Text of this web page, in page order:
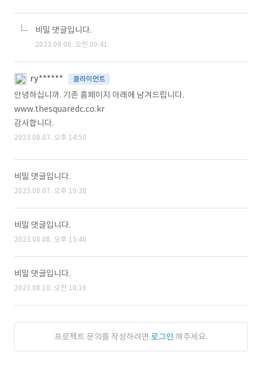
비밀 댓글입니다.
2023.08.08. 오전 00:41
ry****** 클라이언트
안녕하십니까. 기존 홈페이지 아래에 남겨드립니다.
www.thesquaredc.co.kr
감사합니다.
2023.08.07. 오후 14:50
비밀 댓글입니다.
2023.08.07. 오후 19:38
비밀 댓글입니다.
2023.08.08. 오후 15:46
비밀 댓글입니다.
2023.08.10. 오전 10:16
프로젝트 문의를 작성하려면 로그인 해주세요.